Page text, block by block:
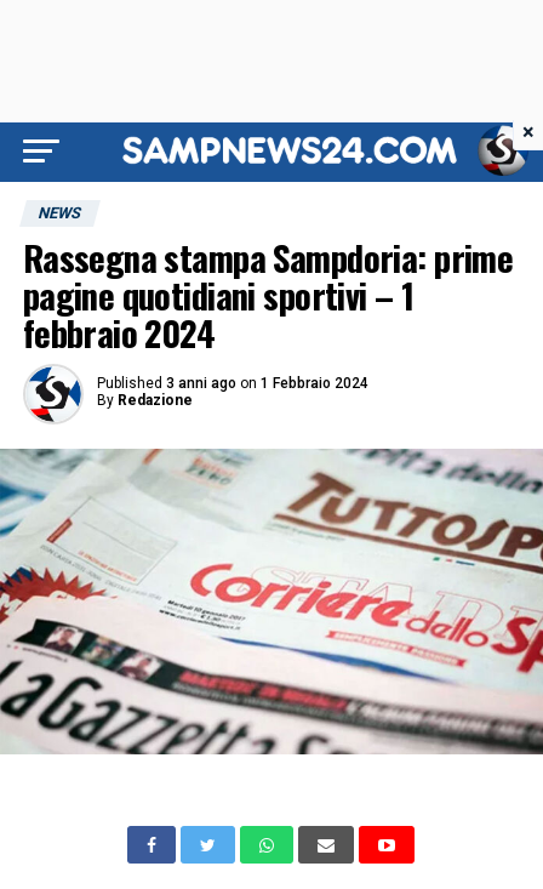
NEWS
Rassegna stampa Sampdoria: prime
pagine quotidiani sportivi – 1
febbraio 2024
Published 3 anni ago on 1 Febbraio 2024
By Redazione
×